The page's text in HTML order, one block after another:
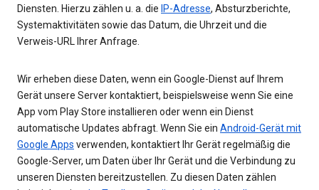
Diensten. Hierzu zählen u. a. die IP-Adresse, Absturzberichte,
Systemaktivitäten sowie das Datum, die Uhrzeit und die
Verweis-URL Ihrer Anfrage.
Wir erheben diese Daten, wenn ein Google-Dienst auf Ihrem
Gerät unsere Server kontaktiert, beispielsweise wenn Sie eine
App vom Play Store installieren oder wenn ein Dienst
automatische Updates abfragt. Wenn Sie ein Android-Gerät mit
Google Apps verwenden, kontaktiert Ihr Gerät regelmäßig die
Google-Server, um Daten über Ihr Gerät und die Verbindung zu
unseren Diensten bereitzustellen. Zu diesen Daten zählen